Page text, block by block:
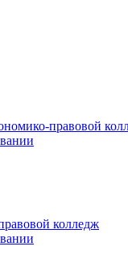
правовой
колледж